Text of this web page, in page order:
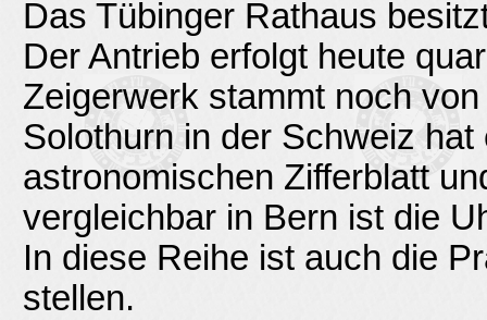
Das Tübinger Rathaus
Der Antrieb erfolgt heute
Zeigerwerk stammt noch von
Solothurn in der Schweiz
astronomischen Zifferblatt
vergleichbar in Bern ist die
In diese Reihe ist auch die
stellen.